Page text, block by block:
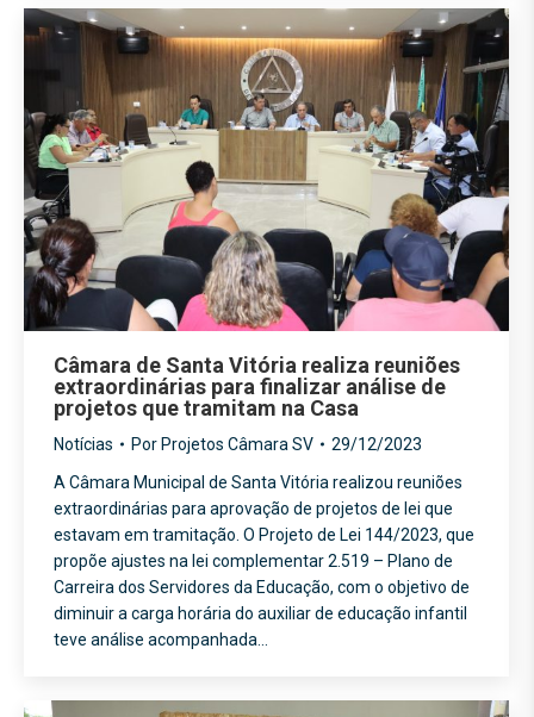
Câmara de Santa Vitória realiza reuniões
extraordinárias para finalizar análise de
projetos que tramitam na Casa
Notícias Por Projetos Câmara SV
29/12/2023
A Câmara Municipal de Santa Vitória realizou reuniões
extraordinárias para aprovação de projetos de lei que
estavam em tramitação. O Projeto de Lei 144/2023, que
propõe ajustes na lei complementar 2.519 – Plano de
Carreira dos Servidores da Educação, com o objetivo de
diminuir a carga horária do auxiliar de educação infantil
teve análise acompanhada…